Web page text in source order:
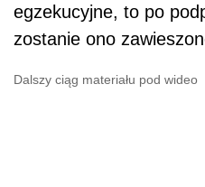
egzekucyjne, to po
zostanie ono
Dalszy ciąg materiału pod wideo